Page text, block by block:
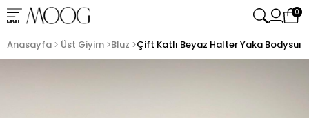
MENU
0
Anasayfa Üst Giyim Bluz Çift Katlı Beyaz Halter Yaka Bodysuıt